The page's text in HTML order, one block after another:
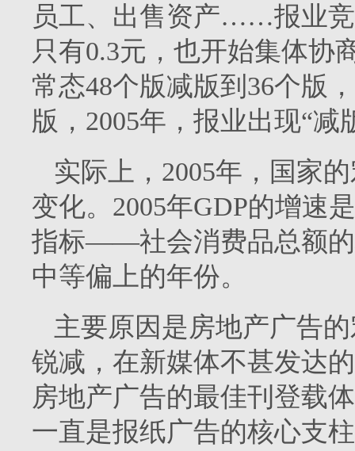
员工、出售资产……报业
只有0.3元，也开始集体协
常态48个版减版到 36个版
版， 2005年，报业出现“减
实际上， 2005年，国家
变化。 2005年GDP的增速是
指标——社会消费品总额
中等偏上的年份。
主要原因是房地产广告
锐减，在新媒体不甚发达
房地产广告的最佳刊登载
一直是报纸广告的核心支